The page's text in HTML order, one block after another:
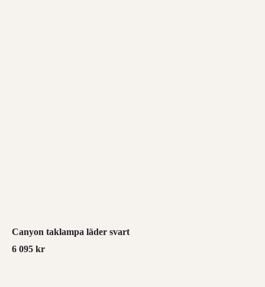
Canyon taklampa läder svart
6 095 kr